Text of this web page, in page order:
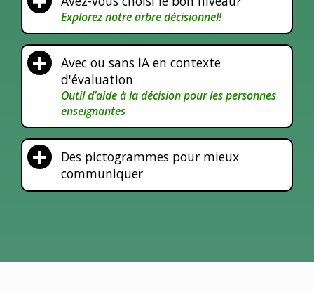
Explorez notre arbre décisionnel!
Avec ou sans IA en contexte
d'évaluation
Outil d’aide à la décision pour les personnes
enseignantes
Des pictogrammes pour mieux
communiquer